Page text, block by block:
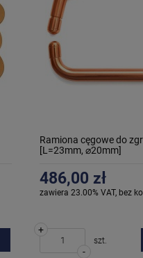
Ramiona cęgowe do
[L=23mm, ⌀20mm]
486,00 zł
zawiera 23.00% VAT, bez
-
+
szt.